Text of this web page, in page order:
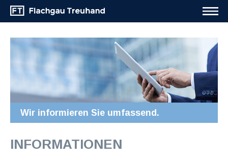
Wir informieren Sie umfassend.
INFORMATIONEN